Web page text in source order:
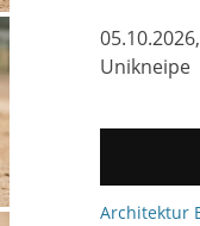
Unikneipe
Architektur